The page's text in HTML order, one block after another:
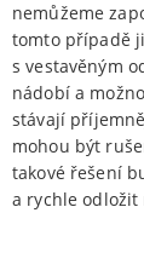
nemůžeme
tomto případě
s vestavěným
nádobí a
stávají
mohou být
takové řešení
a rychle